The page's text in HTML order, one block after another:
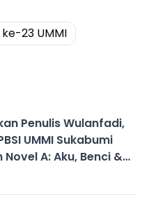
23 UMMI
Penulis Wulanfadi,
UMMI Sukabumi
Novel A: Aku, Benci &